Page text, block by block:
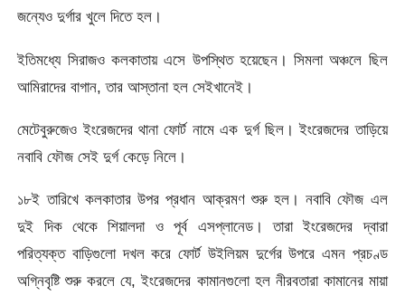
জন্যেও দুর্গার খুলে দিতে হল।
ইতিমধ্যে সিরাজও কলকাতায় এসে উপস্থিত হয়েছেন। সিমলা অঞ্চলে ছিল
আমিরাদের বাগান, তার আস্তানা হল সেইখানেই।
মেটেবুরুজেও ইংরেজদের থানা ফোর্ট নামে এক দুর্গ ছিল। ইংরেজদের তাড়িয়ে
নবাবি ফৌজ সেই দুর্গ কেড়ে নিলে।
১৮ই তারিখে কলকাতার উপর প্রধান আক্রমণ শুরু হল। নবাবি ফৌজ এল
দুই দিক থেকে শিয়ালদা ও পূর্ব এসপ্লানেড। তারা ইংরেজদের দ্বারা
পরিত্যক্ত বাড়িগুলো দখল করে ফোর্ট উইলিয়ম দুর্গের উপরে এমন প্রচণ্ড
অগ্নিবৃষ্টি শুরু করলে যে, ইংরেজদের কামানগুলো হল নীরবতারা কামানের মায়া